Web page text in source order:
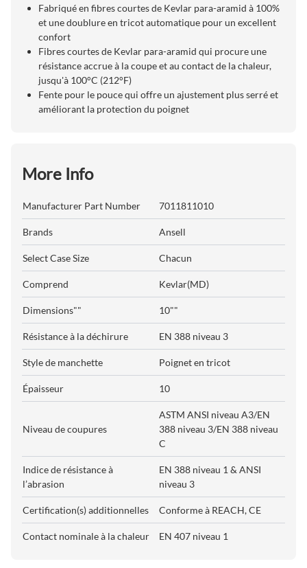
Fabriqué en fibres courtes de Kevlar para-aramid à 100%
et une doublure en tricot automatique pour un excellent
confort
Fibres courtes de Kevlar para-aramid qui procure une
résistance accrue à la coupe et au contact de la chaleur,
jusqu'à 100°C (212°F)
Fente pour le pouce qui offre un ajustement plus serré et
améliorant la protection du poignet
More Info
Manufacturer Part Number 7011811010
Brands Ansell
Select Case Size Chacun
Comprend Kevlar(MD)
Dimensions"" 10""
Résistance à la déchirure EN 388 niveau 3
Style de manchette Poignet en tricot
Épaisseur 10
Niveau de coupures
ASTM ANSI niveau A3/EN
388 niveau 3/EN 388 niveau
C
Indice de résistance à
l’abrasion
EN 388 niveau 1 & ANSI
niveau 3
Certification(s) additionnelles Conforme à REACH, CE
Contact nominale à la chaleur EN 407 niveau 1